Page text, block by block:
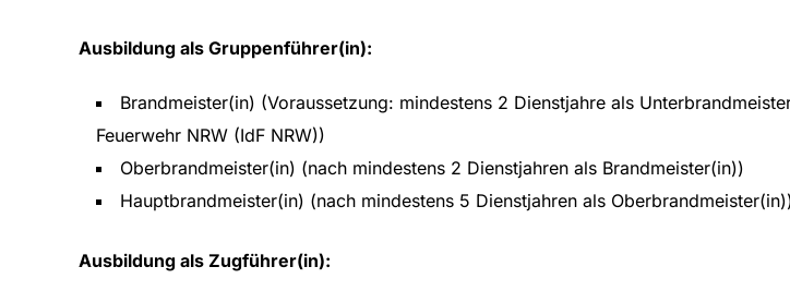
Ausbildung als Gruppenführer(in):
Brandmeister(in) (Voraussetzung: mindestens 2 Dienstjahre als
Feuerwehr NRW (IdF NRW))
Oberbrandmeister(in) (nach mindestens 2 Dienstjahren als Brandmeister(in))
Hauptbrandmeister(in) (nach mindestens 5 Dienstjahren als
Ausbildung als Zugführer(in):